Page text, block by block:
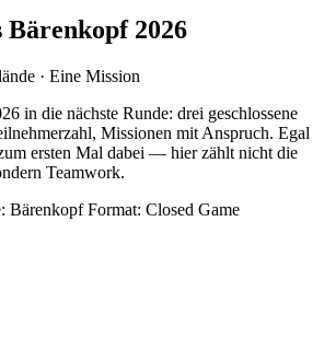
Bärenkopf 2026
· Eine Mission
in die nächste Runde: drei geschlossene
Missionen mit Anspruch. Egal
ersten Mal dabei — hier zählt nicht die
Teamwork.
Bärenkopf Format: Closed Game